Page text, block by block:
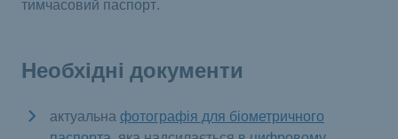
тимчасовий паспорт.
Необхідні документи
актуальнафотографія для біометричного